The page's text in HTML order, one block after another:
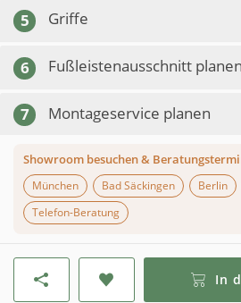
5 Griffe
6 Fußleistenausschnitt planen
7 Montageservice planen
Showroom besuchen &
München
Bad Säckingen Berlin
Telefon-Beratung
In